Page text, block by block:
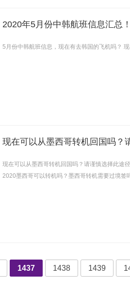
2020年5月份中韩航班信息汇总！
5月份中韩航班信息，现在有去韩国的飞机吗？
现在可以从墨西哥转机回国吗？
现在可以从墨西哥转机回国吗？请谨慎选择此途
2020墨西哥可以转机吗？墨西哥转机需要过境签
1437 1438 1439